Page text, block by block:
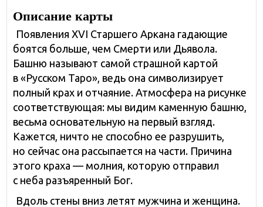
Описание карты
Появления XVI Старшего Аркана гадающие
боятся больше, чем Смерти или Дьявола.
Башню называют самой страшной картой
в «Русском Таро», ведь она символизирует
полный крах и отчаяние. Атмосфера на рисунке
соответствующая: мы видим каменную башню,
весьма основательную на первый взгляд.
Кажется, ничто не способно ее разрушить,
но сейчас она рассыпается на части. Причина
этого краха — молния, которую отправил
с неба разъяренный Бог.
Вдоль стены вниз летят мужчина и женщина.